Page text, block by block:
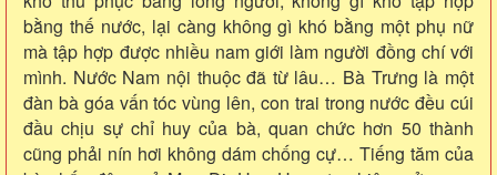
bằng thế nước, lại càng không gì khó bằng một phụ nữ
mà tập hợp được nhiều nam giới làm người đồng chí với
mình. Nước Nam nội thuộc đã từ lâu… Bà Trưng là một
đàn bà góa vấn tóc vùng lên, con trai trong nước đều cúi
đầu chịu sự chỉ huy của bà, quan chức hơn 50 thành
cũng phải nín hơi không dám chống cự… Tiếng tăm của